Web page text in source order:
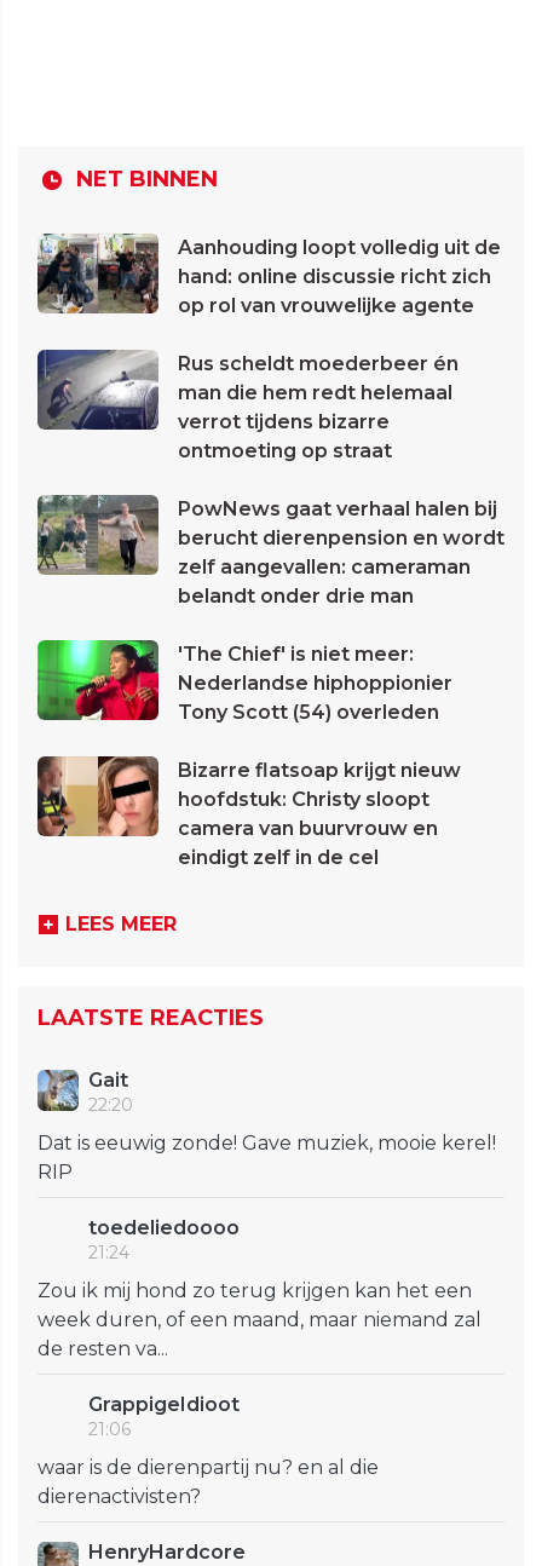
NET BINNEN
Aanhouding loopt volledig uit de
hand: online discussie richt zich
op rol van vrouwelijke agente
Rus scheldt moederbeer én
man die hem redt helemaal
verrot tijdens bizarre
ontmoeting op straat
PowNews gaat verhaal halen bij
berucht dierenpension en wordt
zelf aangevallen: cameraman
belandt onder drie man
'The Chief' is niet meer:
Nederlandse hiphoppionier
Tony Scott (54) overleden
Bizarre flatsoap krijgt nieuw
hoofdstuk: Christy sloopt
camera van buurvrouw en
eindigt zelf in de cel
LEES MEER
LAATSTE REACTIES
Gait
22:20
Dat is eeuwig zonde! Gave muziek, mooie kerel!
RIP
toedeliedoooo
21:24
Zou ik mij hond zo terug krijgen kan het een
week duren, of een maand, maar niemand zal
de resten va...
GrappigeIdioot
21:06
waar is de dierenpartij nu? en al die
dierenactivisten?
HenryHardcore